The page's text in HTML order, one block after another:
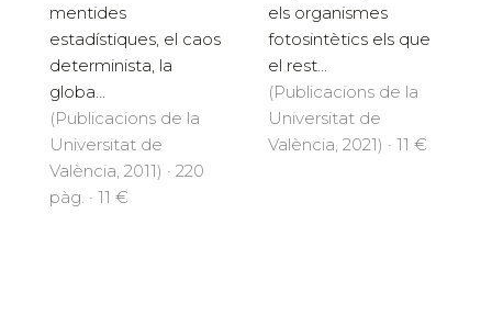
mentides
estadístiques, el caos
determinista, la
globa...
(Publicacions de la
Universitat de
València, 2011) · 220
pàg. · 11 €
els organismes
fotosintètics els que
el rest...
(Publicacions de la
Universitat de
València, 2021) · 11 €